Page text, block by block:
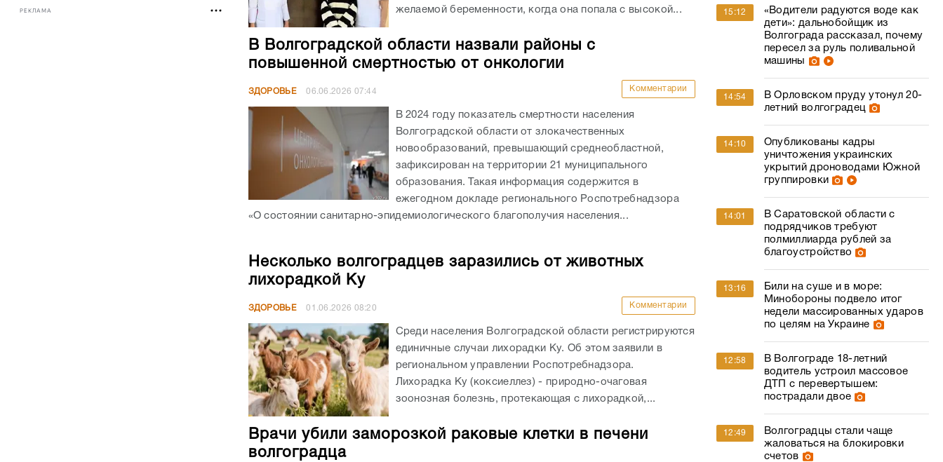
РЕКЛАМА
желаемой беременности, когда она попала с высокой...
В Волгоградской области назвали районы с
повышенной смертностью от онкологии
ЗДОРОВЬЕ 06.06.2026 07:44 Комментарии
В 2024 году показатель смертности населения
Волгоградской области от злокачественных
новообразований, превышающий среднеобластной,
зафиксирован на территории 21 муниципального
образования. Такая информация содержится в
ежегодном докладе регионального Роспотребнадзора
«О состоянии санитарно-эпидемиологического благополучия населения...
Несколько волгоградцев заразились от животных
лихорадкой Ку
ЗДОРОВЬЕ 01.06.2026 08:20 Комментарии
Среди населения Волгоградской области регистрируются
единичные случаи лихорадки Ку. Об этом заявили в
региональном управлении Роспотребнадзора.
Лихорадка Ку (коксиеллез) - природно-очаговая
зоонозная болезнь, протекающая с лихорадкой,...
Врачи убили заморозкой раковые клетки в печени
волгоградца
15:12
«Водители радуются воде как
дети»: дальнобойщик из
Волгограда рассказал, почему
пересел за руль поливальной
машины
14:54
В Орловском пруду утонул 20-
летний волгоградец
14:10
Опубликованы кадры
уничтожения украинских
укрытий дроноводами Южной
группировки
14:01
В Саратовской области с
подрядчиков требуют
полмиллиарда рублей за
благоустройство
13:16
Били на суше и в море:
Минобороны подвело итог
недели массированных ударов
по целям на Украине
12:58
В Волгограде 18-летний
водитель устроил массовое
ДТП с перевертышем:
пострадали двое
12:49
Волгоградцы стали чаще
жаловаться на блокировки
счетов